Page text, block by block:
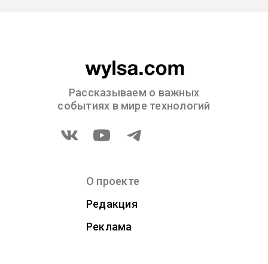
Рассказываем о важных
событиях в мире технологий
О проекте
Редакция
Реклама